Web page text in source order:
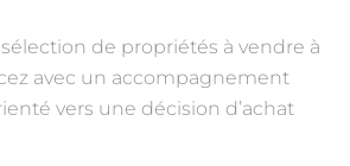
de propriétés à vendre à
avec un accompagnement
vers une décision d’achat